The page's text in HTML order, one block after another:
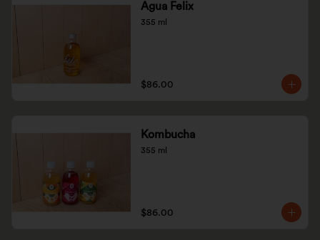
Agua Felix
355 ml
$86.00
Kombucha
355 ml
$86.00